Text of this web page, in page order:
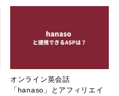
オンライン英会話
「hanaso」とアフィリエイ